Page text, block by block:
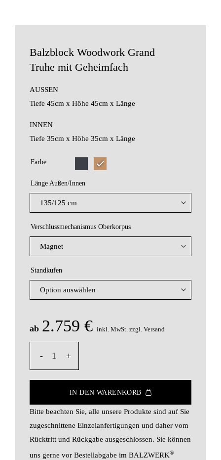
Balzblock Woodwork Grand
Truhe mit Geheimfach
AUSSEN
Tiefe 45cm x Höhe 45cm x Länge
INNEN
Tiefe 35cm x Höhe 35cm x Länge
Farbe
Länge Außen/Innen
Verschlussmechanismus Oberkorpus
Standkufen
ab 2.759 € inkl. MwSt. zzgl. Versand
IN DEN WARENKORB
Bitte beachten Sie, alle unsere Produkte sind auf Sie
zugeschnittene Einzelanfertigungen und daher vom
Rücktritt und Rückgabe ausgeschlossen. Sie können
uns gerne vor Bestellabgabe im BALZWERK®